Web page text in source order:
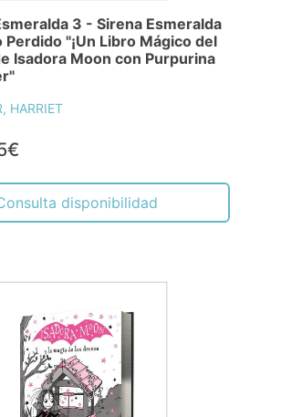
3 - Sirena Esmeralda
Perdido "¡Un Libro Mágico del
Isadora Moon con Purpurina
HARRIET
disponibilidad